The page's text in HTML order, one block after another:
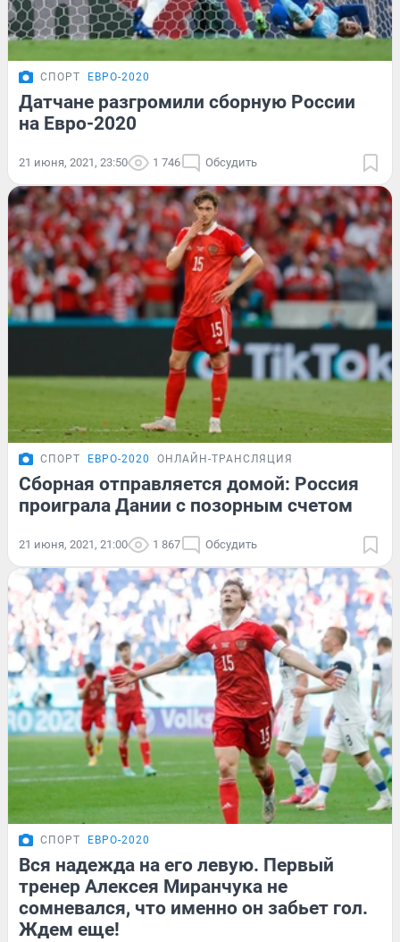
СПОРТ ЕВРО-2020
Датчане разгромили сборную России
на Евро-2020
21 июня, 2021, 23:50 1 746 Обсудить
СПОРТ ЕВРО-2020 ОНЛАЙН-ТРАНСЛЯЦИЯ
Сборная отправляется домой: Россия
проиграла Дании с позорным счетом
21 июня, 2021, 21:00 1 867 Обсудить
СПОРТ ЕВРО-2020
Вся надежда на его левую. Первый
тренер Алексея Миранчука не
сомневался, что именно он забьет гол.
Ждем еще!